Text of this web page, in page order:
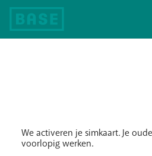
We activeren je simkaart. Je
voorlopig werken.